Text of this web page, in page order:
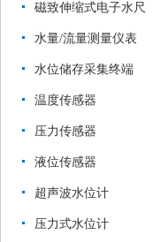
磁致伸缩式电子水尺
水量/流量测量仪表
水位储存采集终端
温度传感器
压力传感器
液位传感器
超声波水位计
压力式水位计